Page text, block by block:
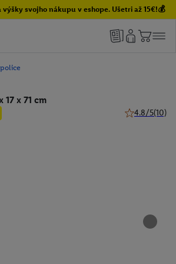
svojho nákupu v eshope. Ušetri až 15€!💰
x 71 cm
4.8/5(10)